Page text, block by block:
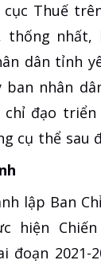
cục Thuế
thống nhất,
dân tỉnh
ban nhân
đạo
cụ thể sau
lập Ban
hiện
đoạn 2021-